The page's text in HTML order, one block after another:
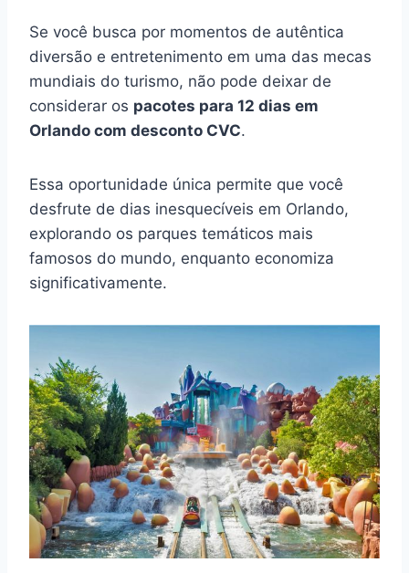
Se você busca por momentos de autêntica
diversão e entretenimento em uma das mecas
mundiais do turismo, não pode deixar de
considerar os pacotes para 12 dias em
Orlando com desconto CVC.
Essa oportunidade única permite que você
desfrute de dias inesquecíveis em Orlando,
explorando os parques temáticos mais
famosos do mundo, enquanto economiza
significativamente.